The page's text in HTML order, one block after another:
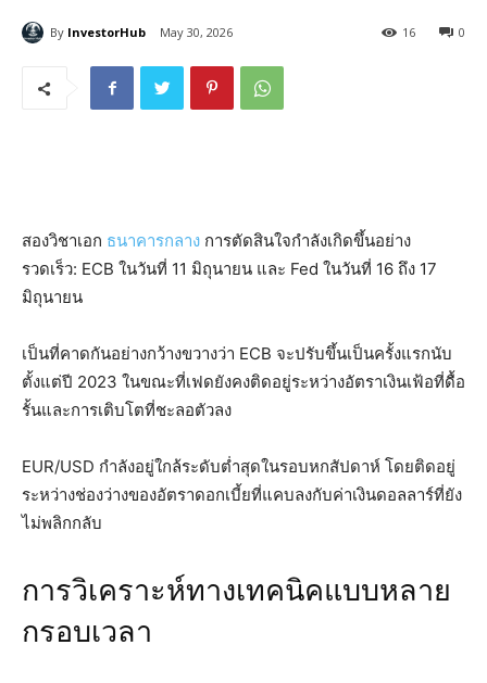
By InvestorHub May 30, 2026 0
16
สองวิชาเอก ธนาคารกลาง การตัดสินใจกำลังเกิดขึ้นอย่าง
รวดเร็ว: ECB ในวันที่ 11 มิถุนายน และ Fed ในวันที่ 16 ถึง 17
มิถุนายน
เป็นที่คาดกันอย่างกว้างขวางว่า ECB จะปรับขึ้นเป็นครั้งแรกนับ
ตั้งแต่ปี 2023 ในขณะที่เฟดยังคงติดอยู่ระหว่างอัตราเงินเฟ้อที่ดื้อ
รั้นและการเติบโตที่ชะลอตัวลง
EUR/USD กำลังอยู่ใกล้ระดับต่ำสุดในรอบหกสัปดาห์ โดยติดอยู่
ระหว่างช่องว่างของอัตราดอกเบี้ยที่แคบลงกับค่าเงินดอลลาร์ที่ยัง
ไม่พลิกกลับ
การวิเคราะห์ทางเทคนิคแบบหลาย
กรอบเวลา